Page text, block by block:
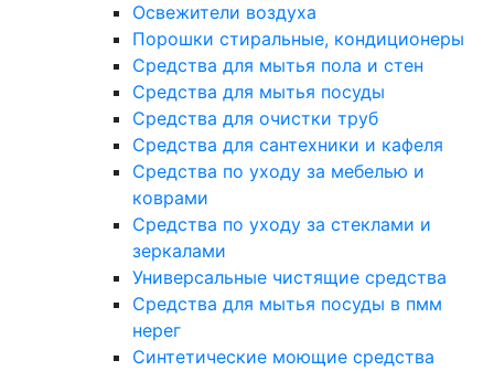
Освежители воздуха
Порошки стиральные, кондиционеры
Средства для мытья пола и стен
Средства для мытья посуды
Средства для очистки труб
Средства для сантехники и кафеля
Средства по уходу за мебелью и
коврами
Средства по уходу за стеклами и
зеркалами
Универсальные чистящие средства
Средства для мытья посуды в пмм
нерег
Синтетические моющие средства